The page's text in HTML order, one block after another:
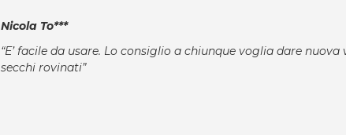
Nicola To***
“E’ facile da usare. Lo consiglio a chiunque voglia dare
secchi rovinati”